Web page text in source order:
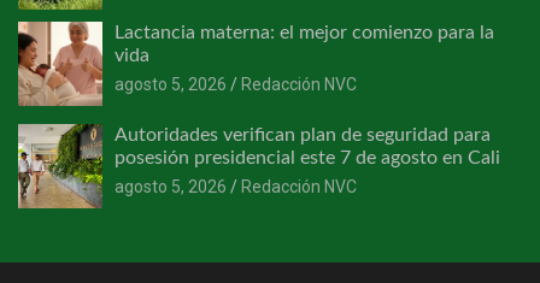
Lactancia materna: el mejor comienzo para la
vida
agosto 5, 2026
Redacción NVC
Autoridades verifican plan de seguridad para
posesión presidencial este 7 de agosto en Cali
agosto 5, 2026
Redacción NVC